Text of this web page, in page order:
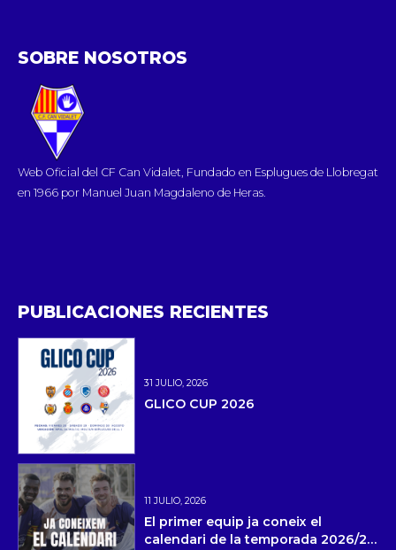
SOBRE NOSOTROS
Web Oficial del CF Can Vidalet, Fundado en Esplugues de Llobregat
en 1966 por Manuel Juan Magdaleno de Heras.
PUBLICACIONES RECIENTES
31 JULIO, 2026
GLICO CUP 2026
11 JULIO, 2026
El primer equip ja coneix el
calendari de la temporada 2026/27